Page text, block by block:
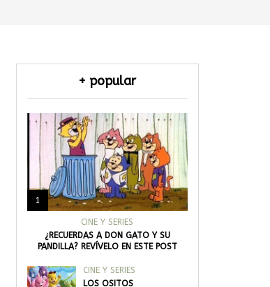
+ popular
1
CINE Y SERIES
¿RECUERDAS A DON GATO Y SU
PANDILLA? REVÍVELO EN ESTE POST
CINE Y SERIES
LOS OSITOS